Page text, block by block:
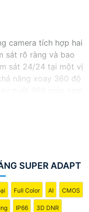
camera tích hợp hai
sát rõ ràng và bao
sát 24/24 tại một vị
năng xoay 360 độ
Với camera 2 mắt
tại khu vực giám sát
SUPER ADAPT
Full Color AI CMOS
IP66 3D DNR